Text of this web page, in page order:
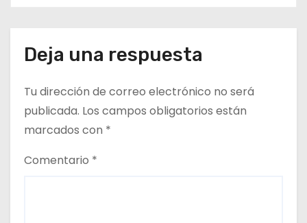
r
a
d
Deja una respuesta
Tu dirección de correo electrónico no será
publicada. Los campos obligatorios están
marcados con *
Comentario *